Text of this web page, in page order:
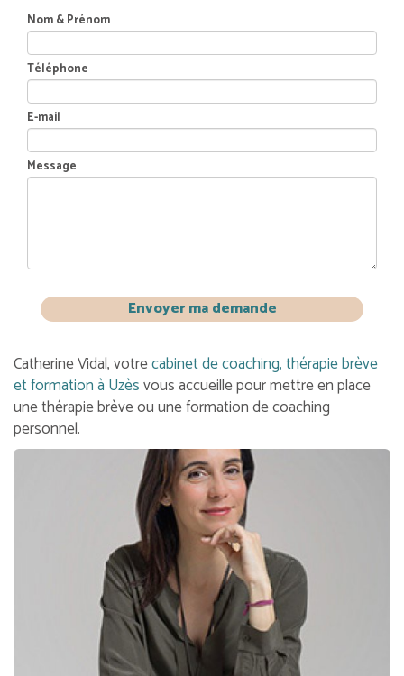
Nom & Prénom
Téléphone
E-mail
Message
Envoyer ma demande
Catherine Vidal, votrecabinet de coaching, thérapie brève
et formation à Uzèsvous accueille pour mettre en place
une thérapie brève ou une formation de coaching
personnel.